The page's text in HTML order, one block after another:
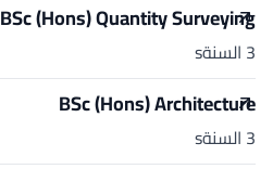
BSc (Hons) Quantity Surveying
3 السنةs
BSc (Hons) Architecture
3 السنةs